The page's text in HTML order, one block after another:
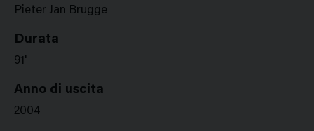
Pieter Jan Brugge
Durata
91'
Anno di uscita
2004